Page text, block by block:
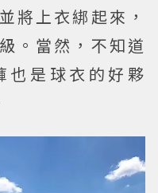
將上衣綁起來，
。當然，不知道
也是球衣的好夥